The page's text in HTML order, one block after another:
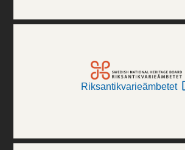
Riksantikvarieämbetet